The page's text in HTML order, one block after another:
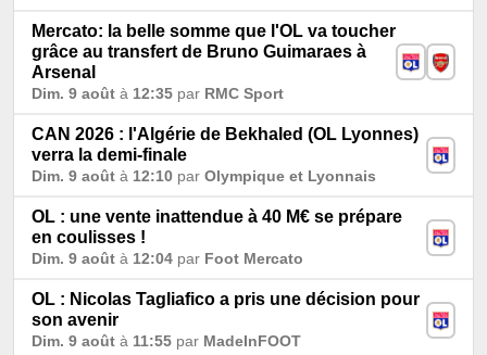
Mercato: la belle somme que l'OL va toucher
grâce au transfert de Bruno Guimaraes à
Arsenal
Dim. 9 août à 12:35 par RMC Sport
CAN 2026 : l'Algérie de Bekhaled (OL Lyonnes)
verra la demi-finale
Dim. 9 août à 12:10 par Olympique et Lyonnais
OL : une vente inattendue à 40 M€ se prépare
en coulisses !
Dim. 9 août à 12:04 par Foot Mercato
OL : Nicolas Tagliafico a pris une décision pour
son avenir
Dim. 9 août à 11:55 par MadeInFOOT